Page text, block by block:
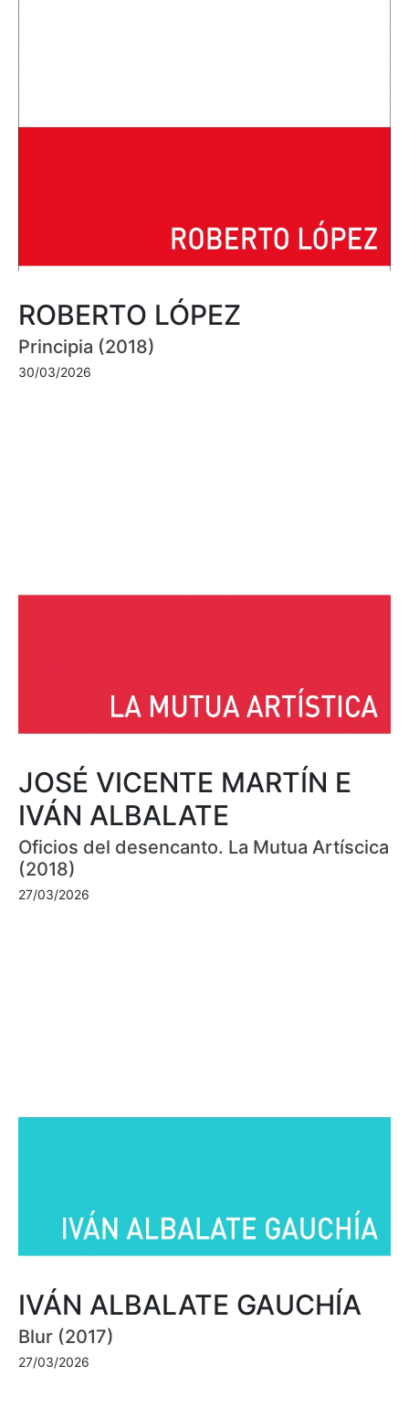
ROBERTO LÓPEZ
Principia (2018)
30/03/2026
JOSÉ VICENTE MARTÍN E
IVÁN ALBALATE
Oficios del desencanto. La Mutua Artíscica
(2018)
27/03/2026
IVÁN ALBALATE GAUCHÍA
Blur (2017)
27/03/2026